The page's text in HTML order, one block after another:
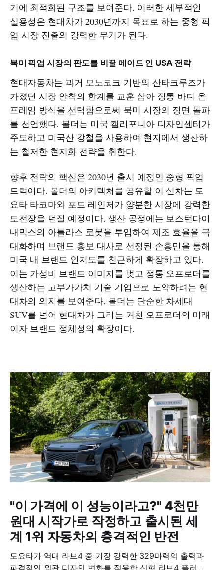
기에 최적화된 구조를 보여준다. 이러한 세부적인
실용성은 현대차가 2030년까지 목표로 하는 중형 픽
업 시장 진출의 강력한 무기가 된다.
북미 픽업 시장의 판도를 바꿀 메이드 인 USA 전략
현대자동차는 과거 모노코크 기반의 산타크루즈가
가졌던 시장 안착의 한계를 교훈 삼아 정통 바디 온
프레임 방식을 선택함으로써 북미 시장의 정면 돌파
를 선언했다. 볼더는 미국 캘리포니아 디자인센터가
주도하고 미국산 강철을 사용하여 현지에서 생산하
는 철저한 현지화 전략을 취한다.
향후 전략의 핵심은 2030년 출시 예정인 중형 픽업
트럭이다. 볼더의 아키텍처를 공유할 이 신차는 토
요타 타코마와 포드 레인저가 양분한 시장에 강력한
도전장을 던질 예정이다. 생산 공정에는 보스턴다이
내믹스의 아틀라스 로봇을 투입하여 제조 효율을 극
대화하며 브랜드 홍보 대사로 선정된 손흥민을 통해
미국 내 브랜드 인지도를 친근하게 확장하고 있다.
이는 가성비 브랜드 이미지를 벗고 정통 오프로더를
생산하는 고부가가치 기술 기업으로 도약하려는 현
대차의 의지를 보여준다. 볼더는 단순한 차세대
SUV를 넘어 현대차가 그리는 거친 오프로더의 미래
이자 브랜드 정체성의 확장이다.
"이 가격에 이 성능이라고?" 4천만
원대 시작가로 작정하고 출시된 세
계 1위 자동차의 충격적인 반전
도요타가 역대 라브4 중 가장 강력한 329마력의 출력과
파격적인 외관 디자인 변화를 적용한 신형 라브4 플러그